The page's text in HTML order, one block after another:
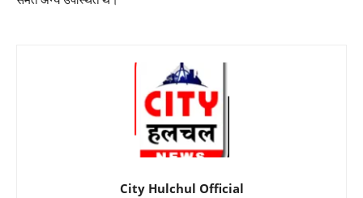
City Hulchul Official